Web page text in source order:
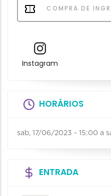
COMPRA DE
Instagram
HORÁRIOS
sab, 17/06/2023 - 15:00 a
ENTRADA